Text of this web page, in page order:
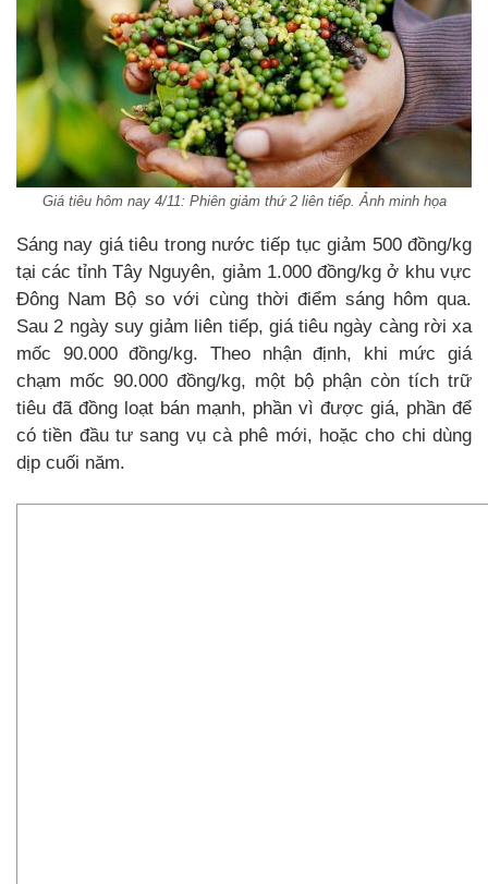
Giá tiêu hôm nay 4/11: Phiên giảm thứ 2 liên tiếp. Ảnh minh họa
Sáng nay giá tiêu trong nước tiếp tục giảm 500 đồng/kg
tại các tỉnh Tây Nguyên, giảm 1.000 đồng/kg ở khu vực
Đông Nam Bộ so với cùng thời điểm sáng hôm qua.
Sau 2 ngày suy giảm liên tiếp, giá tiêu ngày càng rời xa
mốc 90.000 đồng/kg. Theo nhận định, khi mức giá
chạm mốc 90.000 đồng/kg, một bộ phận còn tích trữ
tiêu đã đồng loạt bán mạnh, phần vì được giá, phần để
có tiền đầu tư sang vụ cà phê mới, hoặc cho chi dùng
dịp cuối năm.